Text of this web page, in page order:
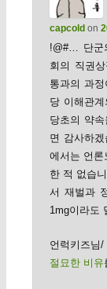
capcoldon
!@#… 단군
회의 직권
통과의 과
당 이해관계
당초의 약
면 감사하
에서는 언
한 적 없습
서 재벌과
1mg이라도
언럭키즈님
절묘한 비유